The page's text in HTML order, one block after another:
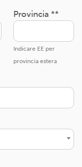
Provincia **
Indicare EE per
provincia estera